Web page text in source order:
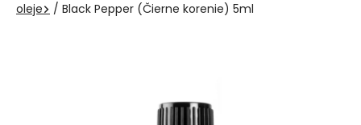
oleje
/ Black Pepper (Čierne korenie) 5ml